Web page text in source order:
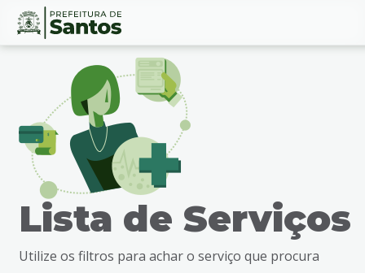
Ir
busca
Conteúdo
Lista de Serviços
Utilize os filtros para achar o serviço que procura